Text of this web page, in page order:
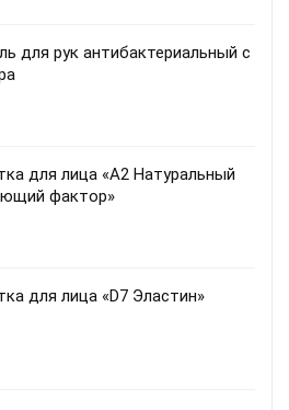
для рук антибактериальный с
для лица «A2 Натуральный
фактор»
для лица «D7 Эластин»